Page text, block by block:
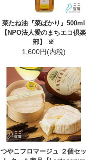
菜たね油『菜ばかり』500ml
【NPO法人愛のまちエコ倶楽
部】 ※
1,600円(内税)
つやこフロマージュ ２個セッ